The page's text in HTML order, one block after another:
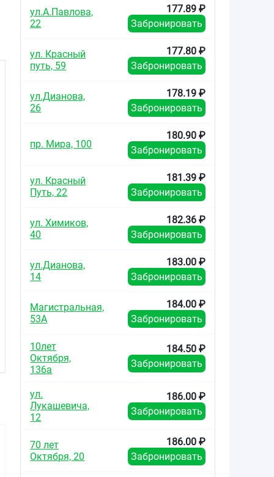
ул.А.Павлова,
22
177.89 ₽
Забронировать
ул. Красный
путь, 59
177.80 ₽
Забронировать
ул.Дианова,
26
178.19 ₽
Забронировать
пр. Мира, 100
180.90 ₽
Забронировать
ул. Красный
Путь, 22
181.39 ₽
Забронировать
ул. Химиков,
40
182.36 ₽
Забронировать
ул.Дианова,
14
183.00 ₽
Забронировать
Магистральная,
53А
184.00 ₽
Забронировать
10лет
Октября,
136а
184.50 ₽
Забронировать
ул.
Лукашевича,
12
186.00 ₽
Забронировать
70 лет
Октября, 20
186.00 ₽
Забронировать